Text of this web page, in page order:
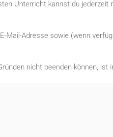
Unterricht kannst du jederzeit
Mail-Adresse sowie (wenn
nicht beenden können,